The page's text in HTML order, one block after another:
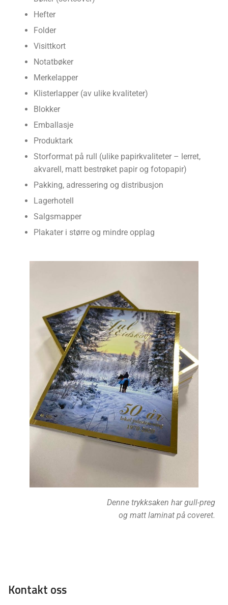
Hefter
Folder
Visittkort
Notatbøker
Merkelapper
Klisterlapper (av ulike kvaliteter)
Blokker
Emballasje
Produktark
Storformat på rull (ulike papirkvaliteter – lerret,
akvarell, matt bestrøket papir og fotopapir)
Pakking, adressering og distribusjon
Lagerhotell
Salgsmapper
Plakater i større og mindre opplag
Denne trykksaken har gull-preg
og matt laminat på coveret.
Kontakt oss